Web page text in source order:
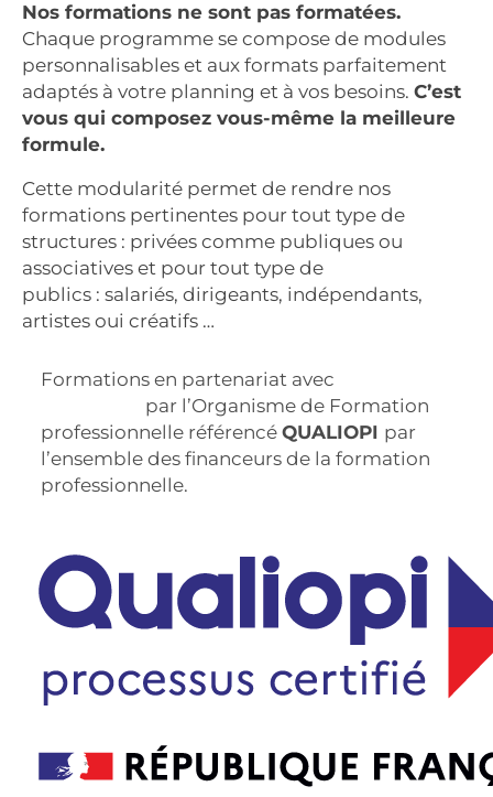
Nos formations ne sont pas formatées.
Chaque programme se compose de modules
personnalisables et aux formats parfaitement
adaptés à votre planning et à vos besoins. C’est
vous qui composez vous-même la meilleure
formule.
Cette modularité permet de rendre nos
formations pertinentes pour tout type de
structures : privées comme publiques ou
associatives et pour tout type de
publics : salariés, dirigeants, indépendants,
artistes oui créatifs …
Formations en partenariat avec
par l’Organisme de Formation
professionnelle référencé QUALIOPI par
l’ensemble des financeurs de la formation
professionnelle.